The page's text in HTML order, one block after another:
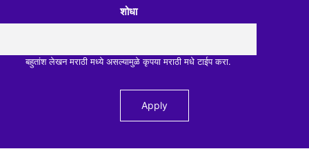
शोधा
बहुतांश लेखन मराठी मध्ये असल्यामुळे कृपया मराठी मधे टाईप करा.